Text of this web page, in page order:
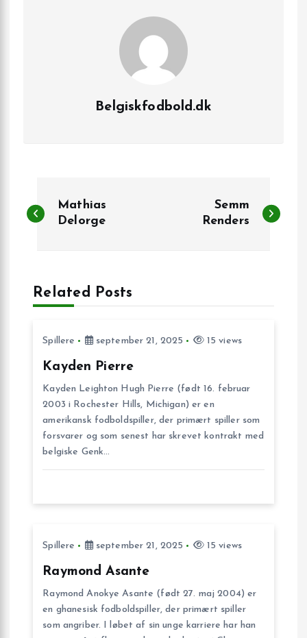
Belgiskfodbold.dk
n
Mathias
Delorge
Semm
Renders
Related Posts
Spillere september 21, 2025 15 views
Kayden Pierre
Kayden Leighton Hugh Pierre (født 16. februar
2003 i Rochester Hills, Michigan) er en
amerikansk fodboldspiller, der primært spiller som
forsvarer og som senest har skrevet kontrakt med
belgiske Genk…
Spillere september 21, 2025 15 views
Raymond Asante
Raymond Anokye Asante (født 27. maj 2004) er
en ghanesisk fodboldspiller, der primært spiller
som angriber. I løbet af sin unge karriere har han